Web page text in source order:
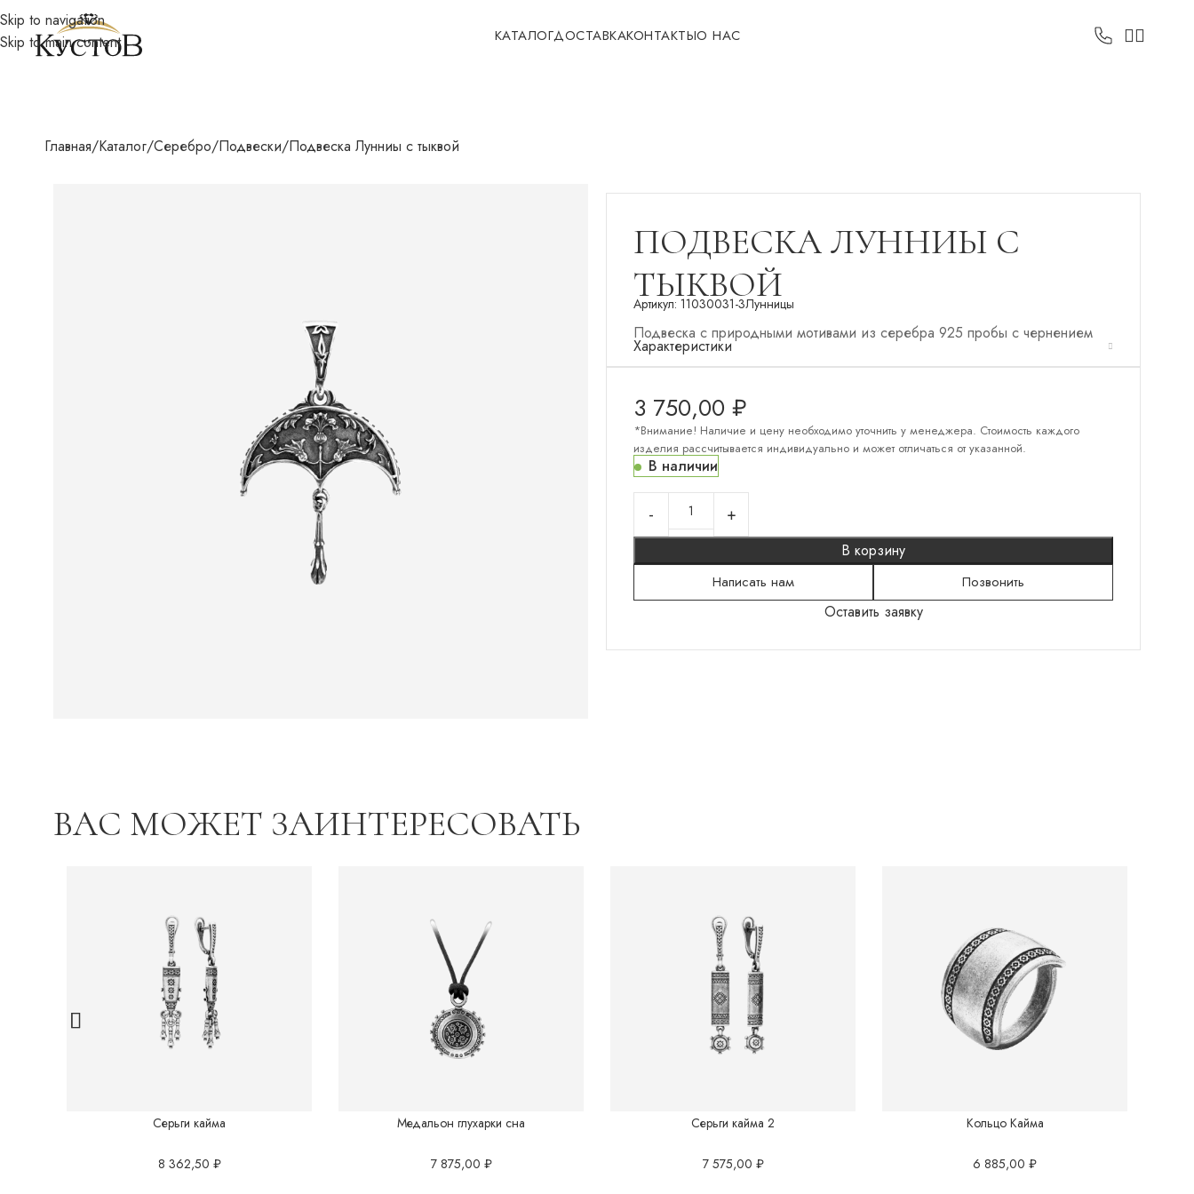
Skip to navigation
Skip to main content
КАТАЛОГ
КОЛЛЕКЦИИ "СЕРЕБРО"
Серебряный север
Русский сувенир
Санкт-Петербург
Восток.Китай
Серебряные браслеты
Подвески
ДОСТАВКАКОНТАКТЫО НАС
Главная Каталог Серебро Подвески Подвеска Лунниы с тыквой
ПОДВЕСКА ЛУННИЫ С
ТЫКВОЙ
Артикул: 11030031-3Лунницы
Подвеска с природными мотивами из серебра 925 пробы с чернением
Характеристики
3 750,00 ₽
*Внимание! Наличие и цену необходимо уточнить у менеджера. Стоимость каждого
изделия рассчитывается индивидуально и может отличаться от указанной.
В наличии
В корзину
Написать нам Позвонить
Оставить заявку
ВАС МОЖЕТ ЗАИНТЕРЕСОВАТЬ
Серьги кайма
8 362,50 ₽
Медальон глухарки сна
7 875,00 ₽
Серьги кайма 2
7 575,00 ₽
Кольцо Кайма
6 885,00 ₽